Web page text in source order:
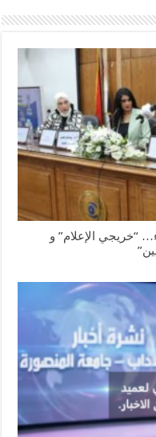
من العطاء… “خريجي الإعلام” و